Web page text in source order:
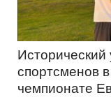
Исторический
спортсменов
чемпионате